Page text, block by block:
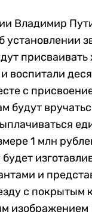
Владимир
установлении
воспитали
с
будут
1 млн
и
с покрытым
изображением